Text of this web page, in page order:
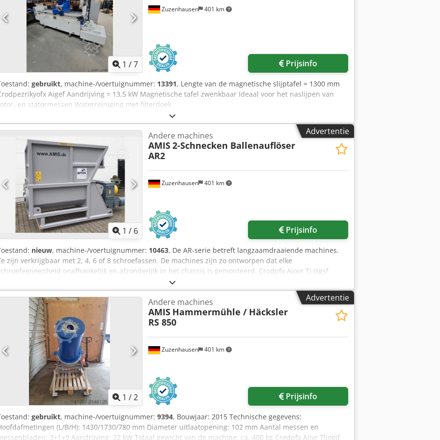
1 /7
Zuzenhausen 401 km
Prijsinfo
gebruikt, machine-/voertuignummer: 13391, Lengte van de magnetische slijptafel = 1300 mm
Aigef Aandrijving = 13,5 kW Magnetische tafel zwenkbaar Ideaal voor het naslijpen van
en statormessen Waterreiniging met filterdoek
Advertentie
1 / 6
Zuzenhausen 401 km
Andere machines
AMIS2-Schnecken Ballenauflöser
AR2
Prijsinfo
nieuw, machine-/voertuignummer: 10463, De AR-serie betreft langzaamdraaiende machines.
zijn verkrijgbaar met 2, 4, 6 of 8 schroefassen. De machines zijn zo ontworpen dat elke
onafhankelijk en afzonderlijk in het chassis is gemonteerd. Crodpfx Aioyr Ti Isgsf
Schroefverkleineraars zijn ontworpen voor het verkleinen van bros materiaal (hout, papier, gips, minerale
enz.). De machines zijn over het algemeen ongevoelig voor verstorende stoffen zoals glas, ijzerdelen,
stenen, enz. De AR-serie is uitermate geschikt voor gebruik als balontbinder, bijvoorbeeld voor PET-
flessenbalen.
Advertentie
1 /2
Zuzenhausen 401 km
Andere machines
AMIS Hammermühle / Häcksler
RS 850
Prijsinfo
gebruikt, machine-/voertuignummer: 9394, Bouwjaar: 2015 Technische gegevens:
(L/B/H): 1430/1730/780 mm Diameter uitlaatopening: 102 mm Aantal messen en
3+1+9 Aandrijving: 22 kW Totaal gewicht van de machine: ca. 400 kg Credpfx Aijyr Tliogjf